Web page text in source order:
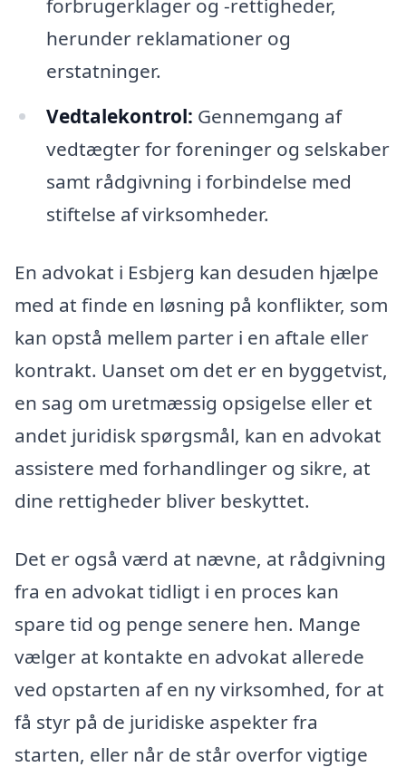
forbrugerklager og -rettigheder,
herunder reklamationer og
erstatninger.
Vedtalekontrol: Gennemgang af
vedtægter for foreninger og selskaber
samt rådgivning i forbindelse med
stiftelse af virksomheder.
En advokat i Esbjerg kan desuden hjælpe
med at finde en løsning på konflikter, som
kan opstå mellem parter i en aftale eller
kontrakt. Uanset om det er en byggetvist,
en sag om uretmæssig opsigelse eller et
andet juridisk spørgsmål, kan en advokat
assistere med forhandlinger og sikre, at
dine rettigheder bliver beskyttet.
Det er også værd at nævne, at rådgivning
fra en advokat tidligt i en proces kan
spare tid og penge senere hen. Mange
vælger at kontakte en advokat allerede
ved opstarten af en ny virksomhed, for at
få styr på de juridiske aspekter fra
starten, eller når de står overfor vigtige